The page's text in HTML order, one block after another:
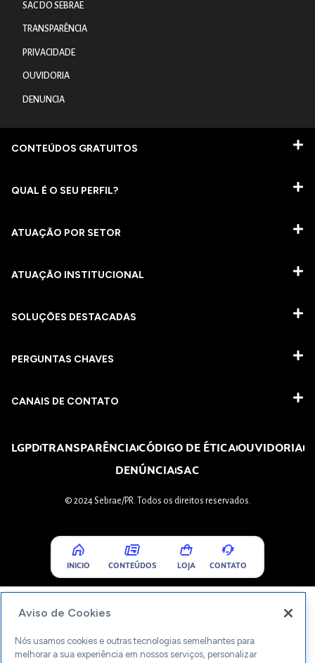
SAC DO SEBRAE
TRANSPARÊNCIA
PRIVACIDADE
OUVIDORIA
DENUNCIA
CONTEÚDOS GRATUITOS
QUAL É O SEU PERFIL?
ATUAÇÃO POR SETOR
ATUAÇÃO INSTITUCIONAL
SOLUÇÕES DESTACADAS
PERGUNTAS CHAVES​
CANAIS DE CONTATO
LGPDTRANSPARÊNCIACÓDIGO DE ÉTICAOUVIDORIA
DENÚNCIASAC
© 2024 Sebrae/PR. Todos os direitos reservados.
INICIO CONTEÚDOS LOJA CONTATO
Aviso de Cookies
Nós usamos cookies e outras tecnologias semelhantes para
melhorar a sua experiência em nossos serviços, personalizar